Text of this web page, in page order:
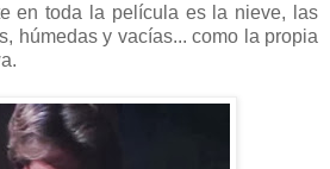
en toda la película es la nieve, las
húmedas y vacías... como la propia